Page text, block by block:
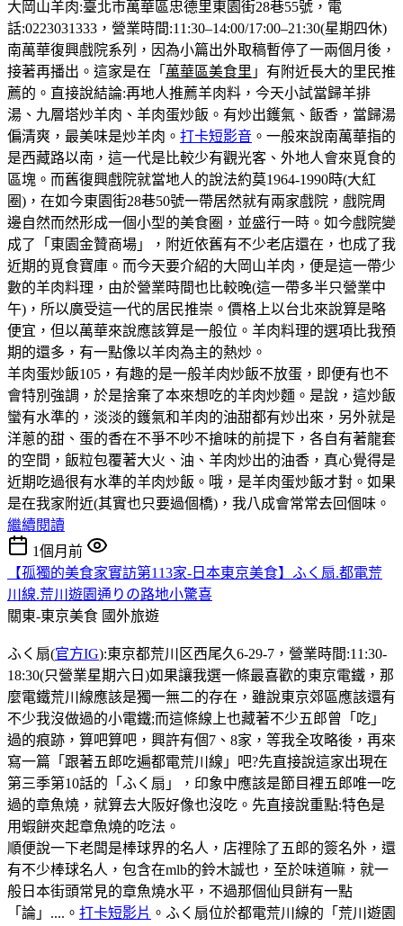
大岡山羊肉:臺北市萬華區忠德里東園街28巷55號，電
話:0223031333，營業時間:11:30–14:00/17:00–21:30(星期四休)
南萬華復興戲院系列，因為小篇出外取稿暫停了一兩個月後，
接著再播出。這家是在「 萬華區美食里 」有附近長大的里民推
薦的。直接說結論:再地人推薦羊肉料，今天小試當歸羊排
湯、九層塔炒羊肉、羊肉蛋炒飯。有炒出鑊氣、飯香，當歸湯
偏清爽，最美味是炒羊肉。 打卡短影音 。一般來說南萬華指的
是西藏路以南，這一代是比較少有觀光客、外地人會來覓食的
區塊。而舊復興戲院就當地人的說法約莫1964-1990時(大紅
圈)，在如今東園街28巷50號一帶居然就有兩家戲院，戲院周
邊自然而然形成一個小型的美食圈，並盛行一時。如今戲院變
成了「東園金贊商場」，附近依舊有不少老店還在，也成了我
近期的覓食寶庫。而今天要介紹的大岡山羊肉，便是這一帶少
數的羊肉料理，由於營業時間也比較晚(這一帶多半只營業中
午)，所以廣受這一代的居民推崇。價格上以台北來說算是略
便宜，但以萬華來說應該算是一般位。羊肉料理的選項比我預
期的還多，有一點像以羊肉為主的熱炒。
羊肉蛋炒飯105，有趣的是一般羊肉炒飯不放蛋，即便有也不
會特別強調，於是捨棄了本來想吃的羊肉炒麵。是說，這炒飯
蠻有水準的，淡淡的鑊氣和羊肉的油甜都有炒出來，另外就是
洋蔥的甜、蛋的香在不爭不吵不搶味的前提下，各自有著龍套
的空間，飯粒包覆著大火、油、羊肉炒出的油香，真心覺得是
近期吃過很有水準的羊肉炒飯。哦，是羊肉蛋炒飯才對。如果
是在我家附近(其實也只要過個橋)，我八成會常常去回個味。
繼續閱讀
1個月前
【孤獨的美食家實訪第113家-日本東京美食】ふく扇.都電荒
川線.荒川遊園通りの路地小驚喜
關東-東京美食 國外旅遊
ふく扇(官方IG):東京都荒川区西尾久6-29-7，營業時間:11:30-
18:30(只營業星期六日)如果讓我選一條最喜歡的東京電鐵，那
麼電鐵荒川線應該是獨一無二的存在，雖說東京郊區應該還有
不少我沒做過的小電鐵;而這條線上也藏著不少五郎曾「吃」
過的痕跡，算吧算吧，興許有個7、8家，等我全攻略後，再來
寫一篇「跟著五郎吃遍都電荒川線」吧?先直接說這家出現在
第三季第10話的「ふく扇」，印象中應該是節目裡五郎唯一吃
過的章魚燒，就算去大阪好像也沒吃。先直接說重點:特色是
用蝦餅夾起章魚燒的吃法。
順便說一下老闆是棒球界的名人，店𥚃除了五郎的簽名外，還
有不少棒球名人，包含在mlb的鈴木誠也，至於味道嘛，就一
般日本街頭常見的章魚燒水平，不過那個仙貝餅有一點
「論」....。 打卡短影片 。ふく扇位於都電荒川線的「荒川遊園